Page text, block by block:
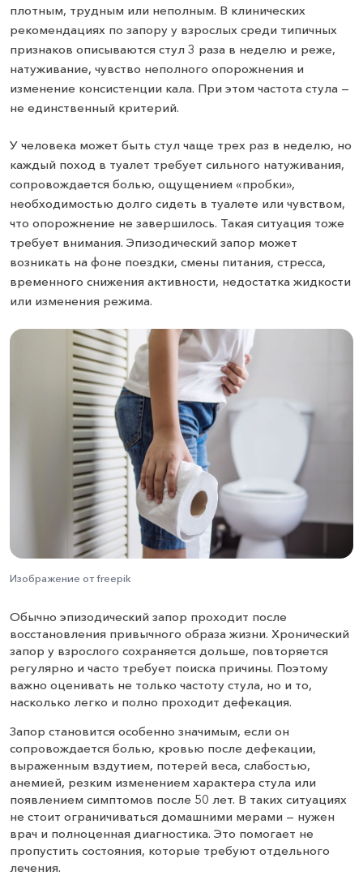
плотным, трудным или неполным. В клинических
рекомендациях по запору у взрослых среди типичных
признаков описываются стул 3 раза в неделю и реже,
натуживание, чувство неполного опорожнения и
изменение консистенции кала. При этом частота стула —
не единственный критерий.
У человека может быть стул чаще трех раз в неделю, но
каждый поход в туалет требует сильного натуживания,
сопровождается болью, ощущением «пробки»,
необходимостью долго сидеть в туалете или чувством,
что опорожнение не завершилось. Такая ситуация тоже
требует внимания. Эпизодический запор может
возникать на фоне поездки, смены питания, стресса,
временного снижения активности, недостатка жидкости
или изменения режима.
Изображение от freepik
Обычно эпизодический запор проходит после
восстановления привычного образа жизни. Хронический
запор у взрослого сохраняется дольше, повторяется
регулярно и часто требует поиска причины. Поэтому
важно оценивать не только частоту стула, но и то,
насколько легко и полно проходит дефекация.
Запор становится особенно значимым, если он
сопровождается болью, кровью после дефекации,
выраженным вздутием, потерей веса, слабостью,
анемией, резким изменением характера стула или
появлением симптомов после 50 лет. В таких ситуациях
не стоит ограничиваться домашними мерами — нужен
врач и полноценная диагностика. Это помогает не
пропустить состояния, которые требуют отдельного
лечения.